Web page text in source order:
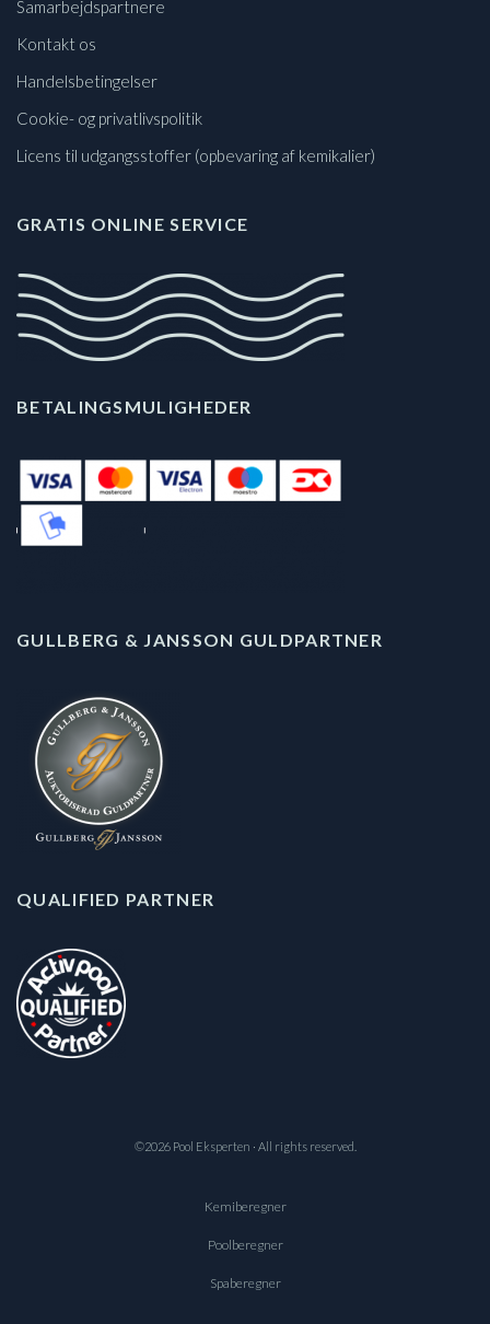
Samarbejdspartnere
Kontakt os
Handelsbetingelser
Cookie- og privatlivspolitik
Licens til udgangsstoffer (opbevaring af kemikalier)
GRATIS ONLINE SERVICE
BETALINGSMULIGHEDER
GULLBERG & JANSSON GULDPARTNER
QUALIFIED PARTNER
©2026 Pool Eksperten · All rights reserved.
Kemiberegner
Poolberegner
Spaberegner